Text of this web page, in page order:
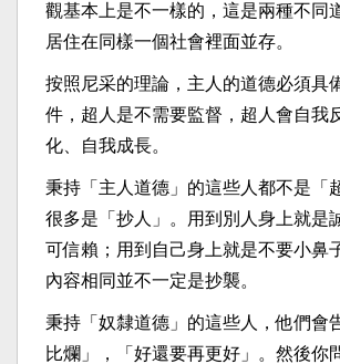
觀基本上是不一樣的，這是兩種不同
居住在同樣一個社會裡面並存。
按照尼采的理論，主人的道德必須具
件，超人是不需要監督，超人會自我
化、自我成長。
秉持「主人道德」的這些人都不是「
很多是「抄人」。用到別人身上就是
可信賴；用到自己身上就是不要小鼻
內容相同並不一定是抄襲。
秉持「奴隸道德」的這些人，他們會
比爛」，「好還要再更好」。然後你